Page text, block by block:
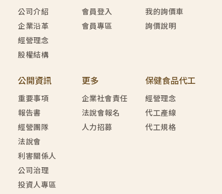
公司介紹
企業沿革
經營理念
股權結構
會員登入
會員專區
我的詢價車
詢價說明
公開資訊
重要事項
報告書
經營團隊
法說會
利害關係人
公司治理
投資人專區
更多
企業社會責任
法說會報名
人力招募
保健食品代工
經營理念
代工產線
代工規格